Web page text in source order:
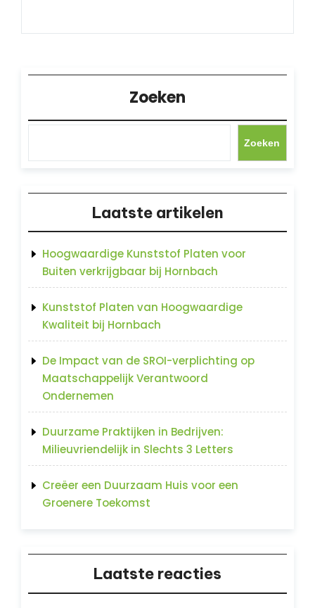
Zoeken
Zoeken
Laatste artikelen
Hoogwaardige Kunststof Platen voor
Buiten verkrijgbaar bij Hornbach
Kunststof Platen van Hoogwaardige
Kwaliteit bij Hornbach
De Impact van de SROI-verplichting op
Maatschappelijk Verantwoord
Ondernemen
Duurzame Praktijken in Bedrijven:
Milieuvriendelijk in Slechts 3 Letters
Creëer een Duurzaam Huis voor een
Groenere Toekomst
Laatste reacties